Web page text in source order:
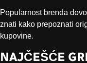
Popularnost brenda
znati kako prepoznati
kupovine.
NAJČEŠĆE